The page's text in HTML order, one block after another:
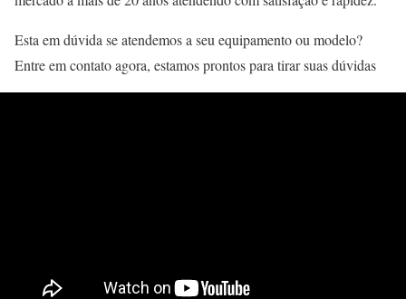
Esta em dúvida se atendemos a seu equipamento ou modelo?
Entre em contato agora, estamos prontos para tirar suas dúvidas